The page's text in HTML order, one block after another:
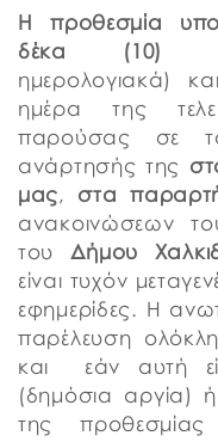
Η προθεσμία
δέκα (10)
ημερολογιακά)
ημέρα της
παρούσας σε
ανάρτησής της
μας, στα
ανακοινώσεων
του Δήμου
είναι τυχόν
εφημερίδες. Η
παρέλευση
και εάν αυτή
(δημόσια αργία)
της προθεσμίας